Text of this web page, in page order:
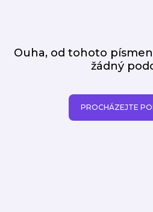
Ouha, od tohoto
žádný
PROCHÁZEJTE